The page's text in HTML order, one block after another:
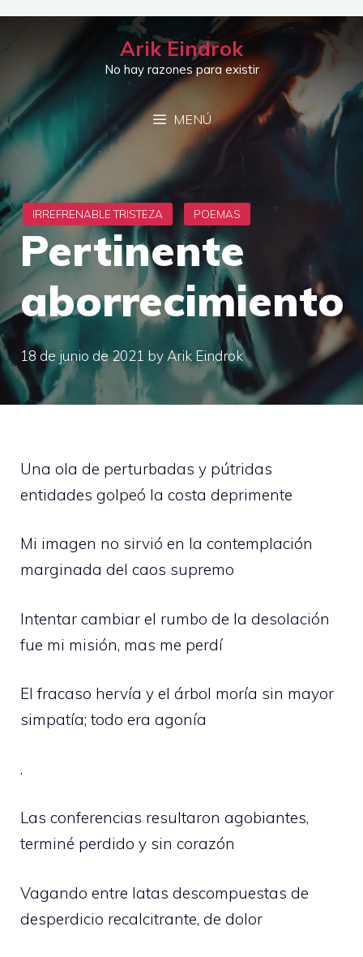
Saltar
contenido
Arik Eindrok
No hay razones para existir
MENÚ
Pertinente
aborrecimiento
18 de junio de 2021 by Arik Eindrok
Una ola de perturbadas y pútridas
entidades golpeó la costa deprimente
Mi imagen no sirvió en la contemplación
marginada del caos supremo
Intentar cambiar el rumbo de la desolación
fue mi misión, mas me perdí
El fracaso hervía y el árbol moría sin mayor
simpatía; todo era agonía
.
Las conferencias resultaron agobiantes,
terminé perdido y sin corazón
Vagando entre latas descompuestas de
desperdicio recalcitrante, de dolor